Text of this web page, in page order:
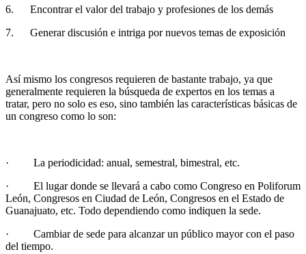
6. Encontrar el valor del trabajo y profesiones de los demás
7. Generar discusión e intriga por nuevos temas de exposición
Así mismo los congresos requieren de bastante trabajo, ya que
generalmente requieren la búsqueda de expertos en los temas a
tratar, pero no solo es eso, sino también las características básicas de
un congreso como lo son:
· La periodicidad: anual, semestral, bimestral, etc.
· El lugar donde se llevará a cabo como Congreso en Poliforum
León, Congresos en Ciudad de León, Congresos en el Estado de
Guanajuato, etc. Todo dependiendo como indiquen la sede.
· Cambiar de sede para alcanzar un público mayor con el paso
del tiempo.